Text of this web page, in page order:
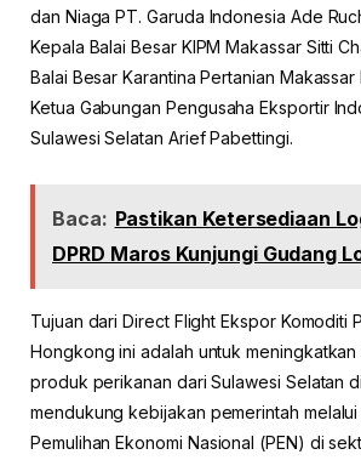
dan Niaga PT. Garuda Indonesia Ade
Kepala Balai Besar KIPM Makassar Sitti
Balai Besar Karantina Pertanian
Ketua Gabungan Pengusaha Eksportir
Sulawesi Selatan Arief Pabettingi.
Baca: Pastikan Ketersediaan
DPRD Maros Kunjungi Gudang
Tujuan dari Direct Flight Ekspor Komoditi
Hongkong ini adalah untuk
produk perikanan dari Sulawesi Selatan
mendukung kebijakan pemerintah
Pemulihan Ekonomi Nasional (PEN) di